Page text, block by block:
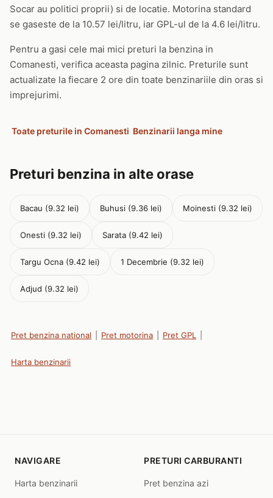
Socar au politici proprii) si de locatie. Motorina standard
se gaseste de la 10.57 lei/litru, iar GPL-ul de la 4.6 lei/litru.
Pentru a gasi cele mai mici preturi la benzina in
Comanesti, verifica aceasta pagina zilnic. Preturile sunt
actualizate la fiecare 2 ore din toate benzinariile din oras si
imprejurimi.
Toate preturile in Comanesti Benzinarii langa mine
Preturi benzina in alte orase
Bacau (9.32 lei) Buhusi (9.36 lei) Moinesti (9.32 lei)
Onesti (9.32 lei) Sarata (9.42 lei)
Targu Ocna (9.42 lei) 1 Decembrie (9.32 lei)
Adjud (9.32 lei)
Pret benzina national Pret motorina Pret GPL
Harta benzinarii
NAVIGARE
Harta benzinarii
PRETURI CARBURANTI
Pret benzina azi